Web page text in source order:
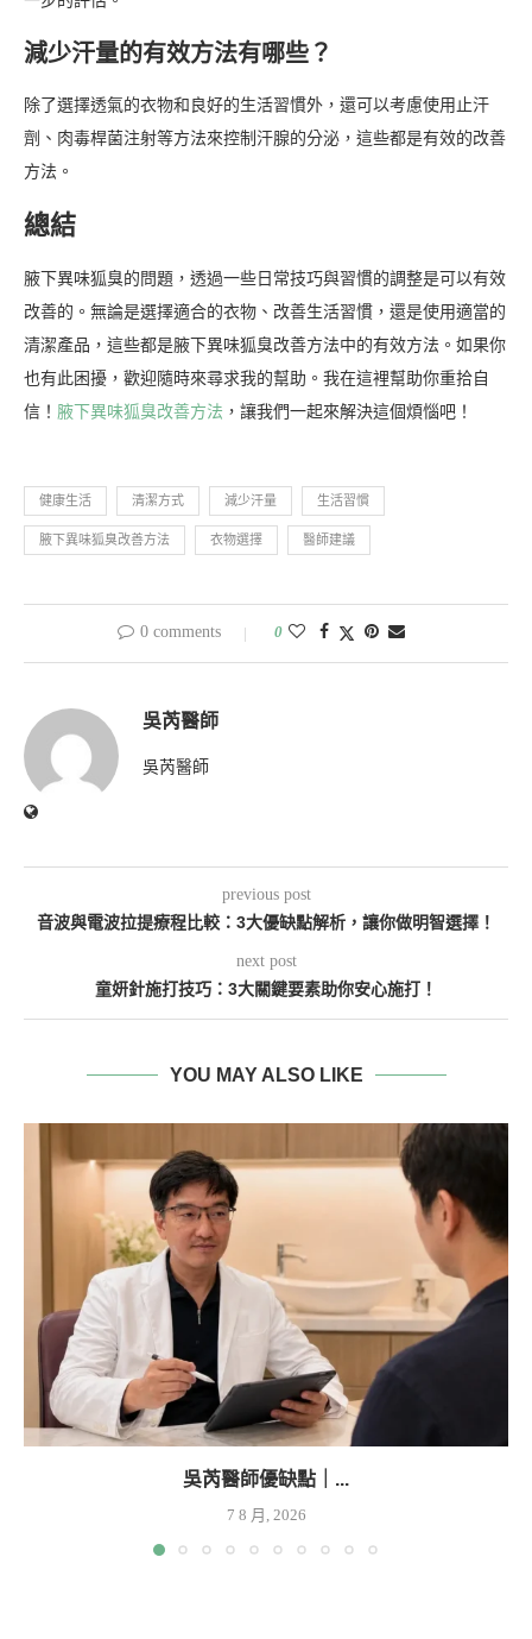
減少汗量的有效方法有哪些？
除了選擇透氣的衣物和良好的生活習慣外，還可以考慮使用止汗
劑、肉毒桿菌注射等方法來控制汗腺的分泌，這些都是有效的改善
方法。
總結
腋下異味狐臭的問題，透過一些日常技巧與習慣的調整是可以有效
改善的。無論是選擇適合的衣物、改善生活習慣，還是使用適當的
清潔產品，這些都是腋下異味狐臭改善方法中的有效方法。如果你
也有此困擾，歡迎隨時來尋求我的幫助。我在這裡幫助你重拾自
信！ 腋下異味狐臭改善方法 ，讓我們一起來解決這個煩惱吧！
健康生活 清潔方式 減少汗量 生活習慣
腋下異味狐臭改善方法 衣物選擇 醫師建議
0 comments 0
吳芮醫師
吳芮醫師
previous post
音波與電波拉提療程比較：3大優缺點解析，讓你做明智選擇！
next post
童妍針施打技巧：3大關鍵要素助你安心施打！
YOU MAY ALSO LIKE
吳芮醫師優缺點｜...
7 8 月, 2026